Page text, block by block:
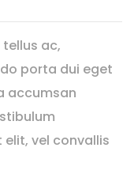
ac,
porta dui eget
accumsan
vel convallis